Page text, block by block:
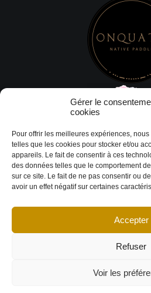
Gérer le
cookies
Pour offrir les meilleures expériences,
telles que les cookies pour stocker et/ou
appareils. Le fait de consentir à ces
des données telles que le comportement
sur ce site. Le fait de ne pas consentir ou
avoir un effet négatif sur certaines
Accepter
Refuser
Voir les
© Copyright 2026 DESIGN EXTÉRIEUR |
conditions|Politique de cookies
Avertissement